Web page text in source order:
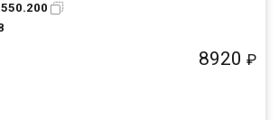
8920 ₽